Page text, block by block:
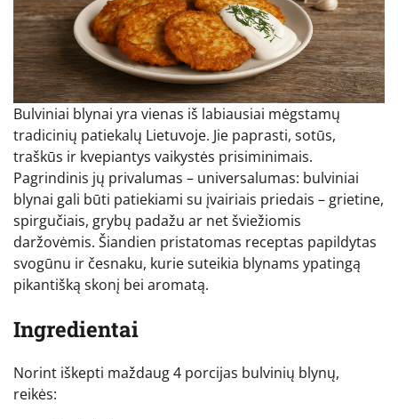
Bulviniai blynai yra vienas iš labiausiai mėgstamų
tradicinių patiekalų Lietuvoje. Jie paprasti, sotūs,
traškūs ir kvepiantys vaikystės prisiminimais.
Pagrindinis jų privalumas – universalumas: bulviniai
blynai gali būti patiekiami su įvairiais priedais – grietine,
spirgučiais, grybų padažu ar net šviežiomis
daržovėmis. Šiandien pristatomas receptas papildytas
svogūnu ir česnaku, kurie suteikia blynams ypatingą
pikantišką skonį bei aromatą.
Ingredientai
Norint iškepti maždaug 4 porcijas bulvinių blynų,
reikės: